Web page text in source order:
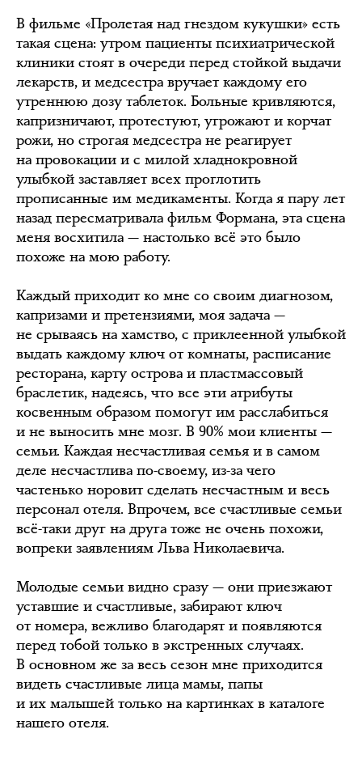
В фильме «Пролетая над гнездом кукушки» есть
такая сцена: утром пациенты психиатрической
клиники стоят в очереди перед стойкой выдачи
лекарств, и медсестра вручает каждому его
утреннюю дозу таблеток. Больные кривляются,
капризничают, протестуют, угрожают и корчат
рожи, но строгая медсестра не реагирует
на провокации и с милой хладнокровной
улыбкой заставляет всех проглотить
прописанные им медикаменты. Когда я пару лет
назад пересматривала фильм Формана, эта сцена
меня восхитила — настолько всё это было
похоже на мою работу.
Каждый приходит ко мне со своим диагнозом,
капризами и претензиями, моя задача —
не срываясь на хамство, с приклеенной улыбкой
выдать каждому ключ от комнаты, расписание
ресторана, карту острова и пластмассовый
браслетик, надеясь, что все эти атрибуты
косвенным образом помогут им расслабиться
и не выносить мне мозг. В 90% мои клиенты —
семьи. Каждая несчастливая семья и в самом
деле несчастлива по-своему, из-за чего
частенько норовит сделать несчастным и весь
персонал отеля. Впрочем, все счастливые семьи
всё-таки друг на друга тоже не очень похожи,
вопреки заявлениям Льва Николаевича.
Молодые семьи видно сразу — они приезжают
уставшие и счастливые, забирают ключ
от номера, вежливо благодарят и появляются
перед тобой только в экстренных случаях.
В основном же за весь сезон мне приходится
видеть счастливые лица мамы, папы
и их малышей только на картинках в каталоге
нашего отеля.